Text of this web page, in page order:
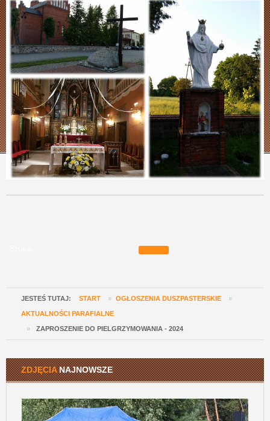
JESTEŚ TUTAJ: START » OGŁOSZENIA DUSZPASTERSKIE »
AKTUALNOŚCI PARAFIALNE
» ZAPROSZENIE DO PIELGRZYMOWANIA - 2024
ZDJĘCIANAJNOWSZE